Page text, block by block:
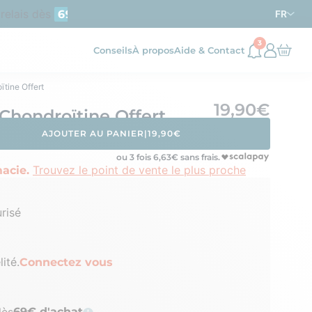
69€ FR
ConseilsÀ proposAide & Contact
3
Offert
Offert 19,90€
AJOUTER AU PANIER |19,90€
ou 3 fois6,63€ sans frais.
Trouvez le point de vente le plus proche
Connectez vous